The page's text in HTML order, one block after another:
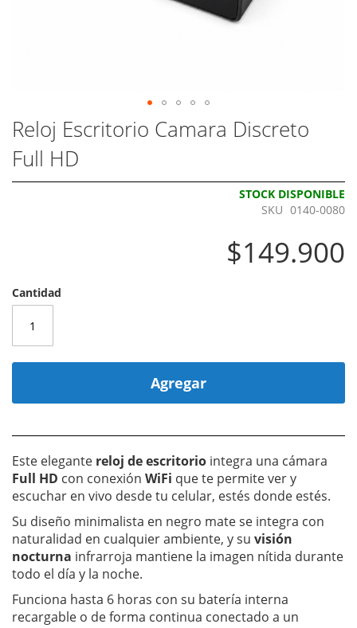
Reloj Escritorio Camara Discreto
Full HD
STOCK DISPONIBLE
SKU 0140-0080
$149.900
Cantidad
Agregar
Este elegante reloj de escritorio integra una cámara
Full HD con conexión WiFi que te permite ver y
escuchar en vivo desde tu celular, estés donde estés.
Su diseño minimalista en negro mate se integra con
naturalidad en cualquier ambiente, y su visión
nocturna infrarroja mantiene la imagen nítida durante
todo el día y la noche.
Funciona hasta 6 horas con su batería interna
recargable o de forma continua conectado a un
Skip
to
the
beginning
of